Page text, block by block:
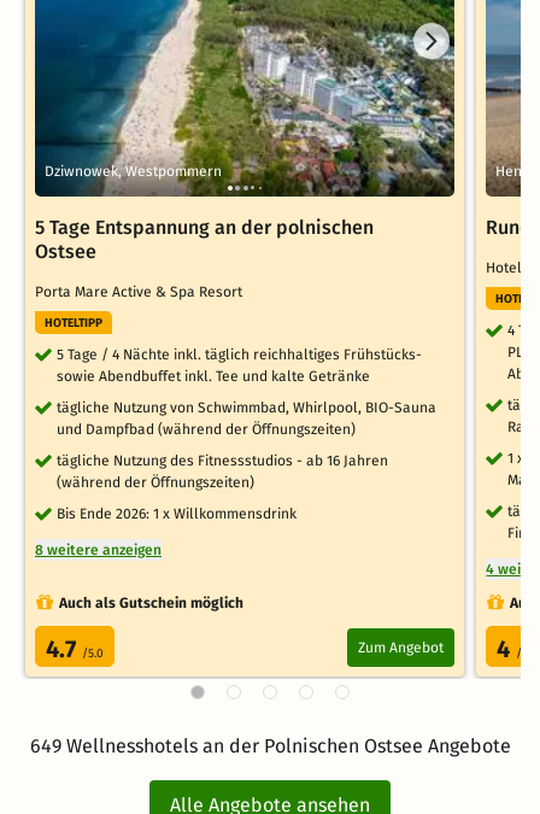
Dziwnowek, Westpommern
5 Tage Entspannung an der polnischen
Ostsee
Porta Mare Active & Spa Resort
HOTELTIPP
5 Tage / 4 Nächte inkl. täglich reichhaltiges Frühstücks-
sowie Abendbuffet inkl. Tee und kalte Getränke
tägliche Nutzung von Schwimmbad, Whirlpool, BIO-Sauna
und Dampfbad (während der Öffnungszeiten)
tägliche Nutzung des Fitnessstudios - ab 16 Jahren
(während der Öffnungszeiten)
Bis Ende 2026: 1 x Willkommensdrink
8 weitere anzeigen
Auch als Gutschein möglich
4.7 /5.0 Zum Angebot
Hotel
4
1 x
Mai
4
4 /5.0
649 Wellnesshotels an der Polnischen Ostsee Angebote
Alle Angebote ansehen